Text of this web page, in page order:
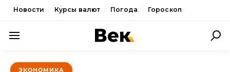
Новости Курсы валют Погода Гороскоп
ПОЛИТИКА
ЭКОНОМИКА